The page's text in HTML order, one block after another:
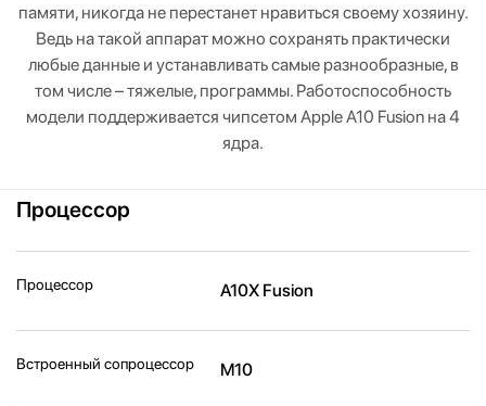
памяти, никогда не перестанет нравиться своему хозяину.
Ведь на такой аппарат можно сохранять практически
любые данные и устанавливать самые разнообразные, в
том числе – тяжелые, программы. Работоспособность
модели поддерживается чипсетом Apple A10 Fusion на 4
ядра.
Процессор
Процессор A10X Fusion
Встроенный сопроцессор M10